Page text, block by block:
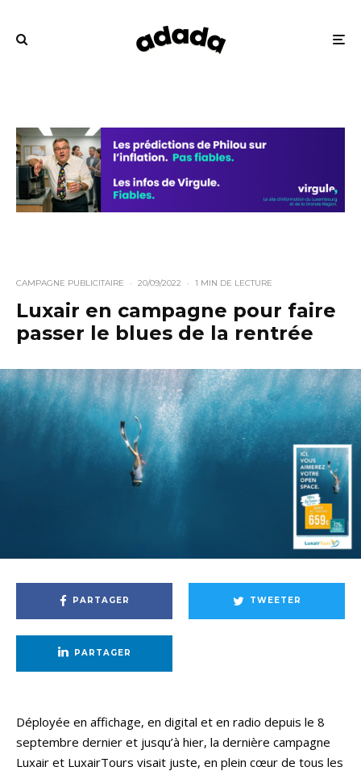
CAMPAGNE PUBLICITAIRE · 20/09/2022 · 1 MIN DE LECTURE
Luxair en campagne pour faire
passer le blues de la rentrée
PARTAGER TWEETER
PARTAGER
Déployée en affichage, en digital et en radio depuis le 8
septembre dernier et jusqu’à hier, la dernière campagne
Luxair et LuxairTours visait juste, en plein cœur de tous les